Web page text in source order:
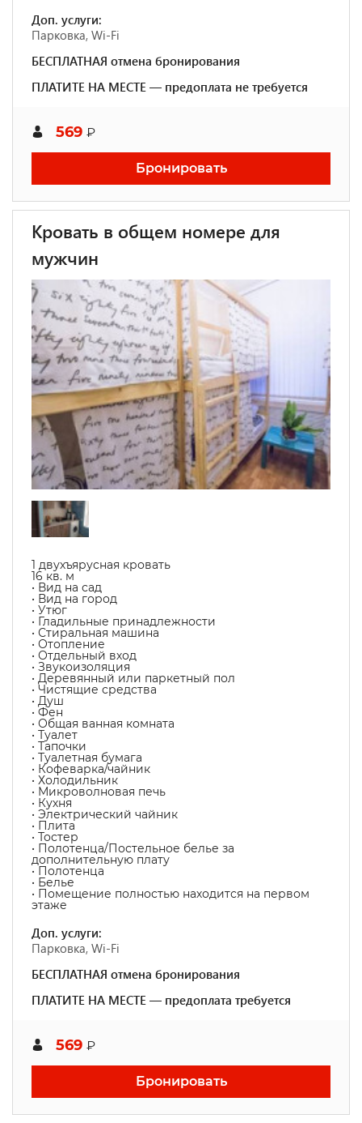
Доп. услуги:
Парковка, Wi-Fi
БЕСПЛАТНАЯ отмена бронирования
ПЛАТИТЕ НА МЕСТЕ — предоплата не требуется
569 ₽
Бронировать
Кровать в общем номере для
мужчин
1 двухъярусная кровать
16 кв. м
• Вид на сад
• Вид на город
• Утюг
• Гладильные принадлежности
• Стиральная машина
• Отопление
• Отдельный вход
• Звукоизоляция
• Деревянный или паркетный пол
• Чистящие средства
• Душ
• Фен
• Общая ванная комната
• Туалет
• Тапочки
• Туалетная бумага
• Кофеварка/чайник
• Холодильник
• Микроволновая печь
• Кухня
• Электрический чайник
• Плита
• Тостер
• Полотенца/Постельное белье за
дополнительную плату
• Полотенца
• Белье
• Помещение полностью находится на первом
этаже
Доп. услуги:
Парковка, Wi-Fi
БЕСПЛАТНАЯ отмена бронирования
ПЛАТИТЕ НА МЕСТЕ — предоплата требуется
569 ₽
Бронировать